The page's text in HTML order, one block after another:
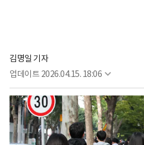
김명일 기자
업데이트 2026.04.15. 18:06